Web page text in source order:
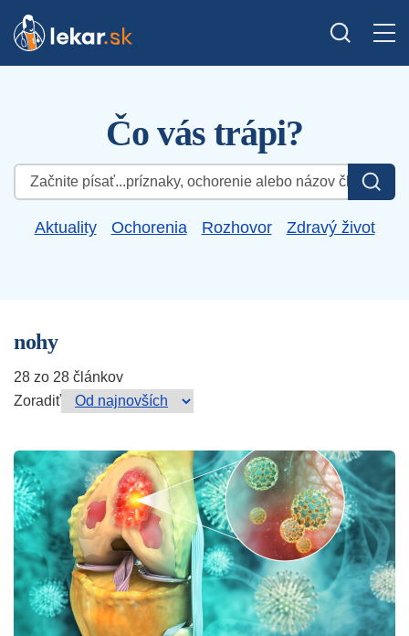
Čo vás trápi?
Hľadať:
Aktuality Ochorenia Rozhovor Zdravý život
nohy
28 zo 28 článkov
Zoradiť